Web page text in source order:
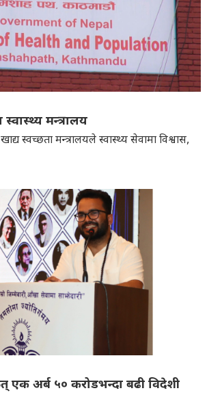
स्वास्थ्य मन्त्रालय
स्वच्छता मन्त्रालयले स्वास्थ्य सेवामा विश्वास,
एक अर्ब ५० करोडभन्दा बढी विदेशी